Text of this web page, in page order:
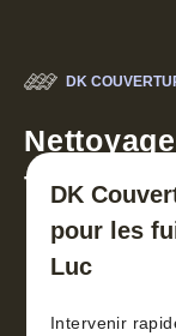
DK
toiture 30
DK
pour les
Luc
Intervenir